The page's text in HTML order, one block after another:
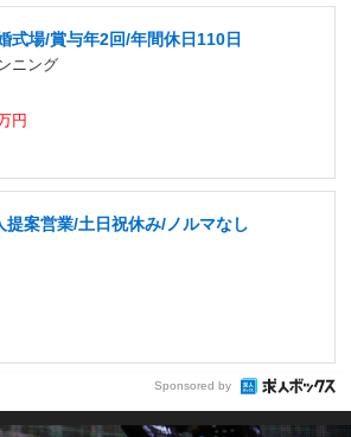
式場/賞与年2回/年間休日110日
ニング
円
提案営業/土日祝休み/ノルマなし
Sponsored by